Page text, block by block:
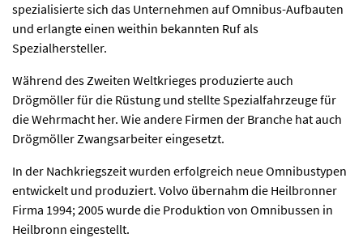
spezialisierte sich das Unternehmen auf Omnibus-Aufbauten
und erlangte einen weithin bekannten Ruf als
Spezialhersteller.
Während des Zweiten Weltkrieges produzierte auch
Drögmöller für die Rüstung und stellte Spezialfahrzeuge für
die Wehrmacht her. Wie andere Firmen der Branche hat auch
Drögmöller Zwangsarbeiter eingesetzt.
In der Nachkriegszeit wurden erfolgreich neue Omnibustypen
entwickelt und produziert. Volvo übernahm die Heilbronner
Firma 1994; 2005 wurde die Produktion von Omnibussen in
Heilbronn eingestellt.